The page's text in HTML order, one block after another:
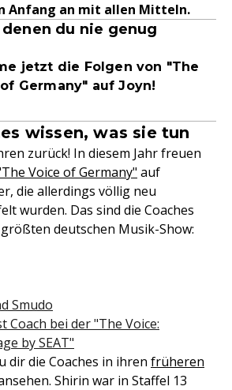
Anfang an mit allen Mitteln.
du nie genug
jetzt die Folgen von "The
Germany" auf Joyn!
wissen, was sie tun
zurück! In diesem Jahr freuen
Voice of Germany" auf
die allerdings völlig neu
wurden. Das sind die Coaches
deutschen Musik-Show:
Smudo
Coach bei der "The Voice:
by SEAT"
dir die Coaches in ihren früheren
Shirin war in Staffel 13